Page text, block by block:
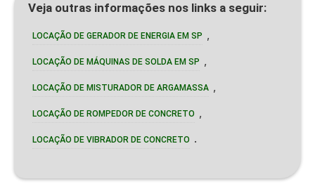
Veja outras informações nos links a seguir:
LOCAÇÃO DE GERADOR DE ENERGIA EM SP
LOCAÇÃO DE MÁQUINAS DE SOLDA EM SP
LOCAÇÃO DE MISTURADOR DE ARGAMASSA
LOCAÇÃO DE ROMPEDOR DE CONCRETO
LOCAÇÃO DE VIBRADOR DE CONCRETO .